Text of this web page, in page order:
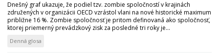
Dnešný graf ukazuje, že podiel tzv. zombie spoločností v krajinách
združených v organizácii OECD vzrástol vlani na nové historické maximum
približne 16 %. Zombie spoločnosť je pritom definovaná ako spoločnosť,
ktorej priemerný prevádzkový zisk za posledné tri roky je...
Denná glosa